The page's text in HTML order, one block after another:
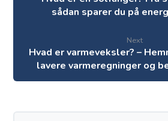
sådan sparer du på
Next
Hvad er varmeveksler? –
lavere varmeregninger og